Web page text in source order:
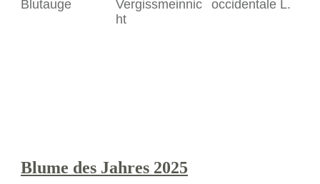
Blume des Jahres 2025